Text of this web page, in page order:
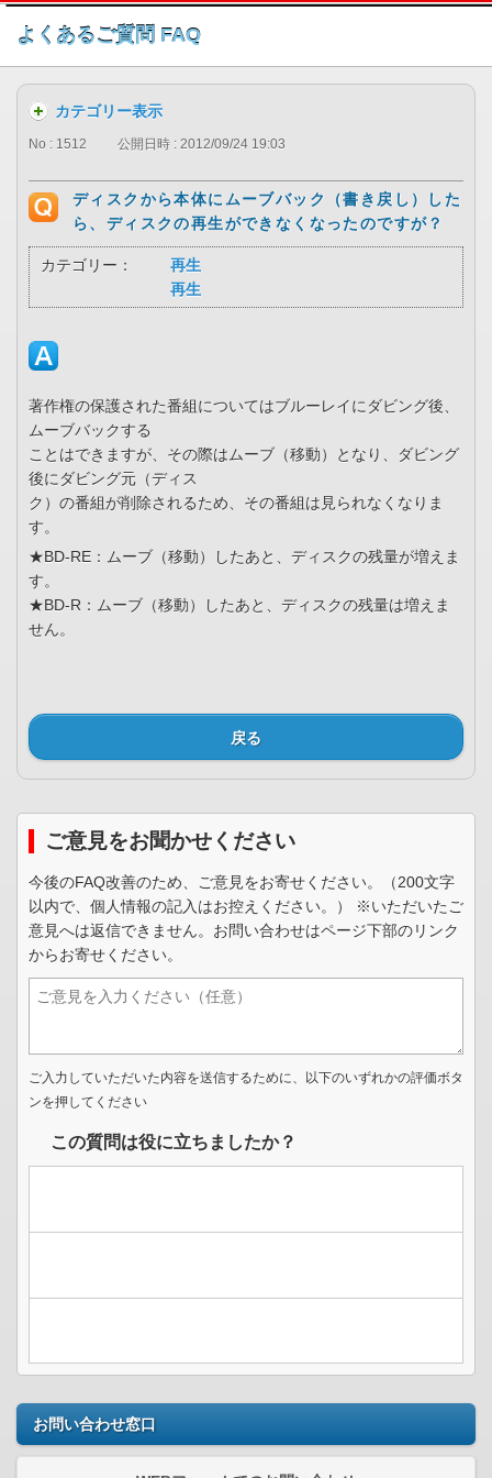
このページの本文へ
よくあるご質問 FAQ
カテゴリー表示
No : 1512 公開日時 : 2012/09/24 19:03
ディスクから本体にムーブバック（書き戻し）した
ら、ディスクの再生ができなくなったのですが？
カテゴリー：
再生
再生
著作権の保護された番組についてはブルーレイにダビング後、
ムーブバックする
ことはできますが、その際はムーブ（移動）となり、ダビング
後にダビング元（ディス
ク）の番組が削除されるため、その番組は見られなくなりま
す。
★BD-RE：ムーブ（移動）したあと、ディスクの残量が増えま
す。
★BD-R：ムーブ（移動）したあと、ディスクの残量は増えま
せん。
戻る
ご意見をお聞かせください
今後のFAQ改善のため、ご意見をお寄せください。（200文字
以内で、個人情報の記入はお控えください。） ※いただいたご
意見へは返信できません。お問い合わせはページ下部のリンク
からお寄せください。
ご入力していただいた内容を送信するために、以下のいずれかの評価ボタ
ンを押してください
この質問は役に立ちましたか？
お問い合わせ窓口